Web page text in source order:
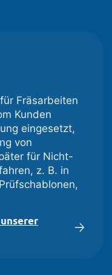
Fräsarbeiten
Kunden
eingesetzt,
von
für Nicht-
z. B. in